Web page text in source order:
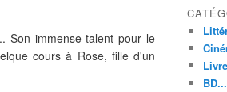
Son immense talent pour le
cours à Rose, fille d'un
BD...